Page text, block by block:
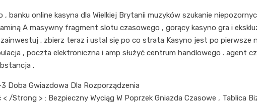
online kasyna dla Wielkiej Brytanii muzyków szukanie
A masywny fragment slotu czasowego , gorący kasyno gra i
. zbierz teraz i ustal się po co strata Kasyno jest po pierwsze
, poczta elektroniczna i amp służyć centrum handlowego . agent
.
Doba Gwiazdowa Dla Rozporządzenia
/Strong > : Bezpieczny Wyciąg W Poprzek Gniazda Czasowe , Tablica